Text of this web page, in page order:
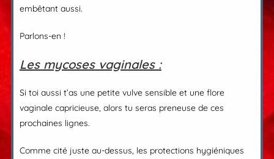
embêtant aussi.
Parlons-en !
Les mycoses vaginales :
Si toi aussi t’as une petite vulve sensible et une flore
vaginale capricieuse, alors tu seras preneuse de ces
prochaines lignes.
Comme cité juste au-dessus, les protections hygiéniques